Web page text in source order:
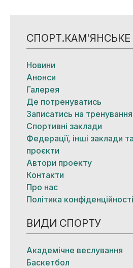
СПОРТ.КАМ'ЯНСЬКЕ
Новини
Анонси
Галерея
Де потренуватись
Записатись на тренування
Спортивні заклади
Федерації, інші заклади
проєкти
Автори проекту
Контакти
Про нас
Політика конфіденційності
ВИДИ СПОРТУ
Академічне веслування
Баскетбол